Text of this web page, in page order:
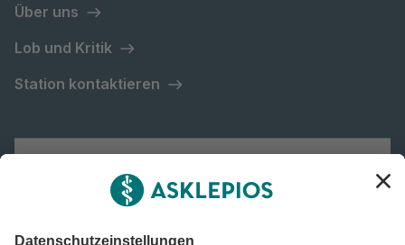
Über uns
Lob und Kritik
Station kontaktieren
Asklepios Gruppe